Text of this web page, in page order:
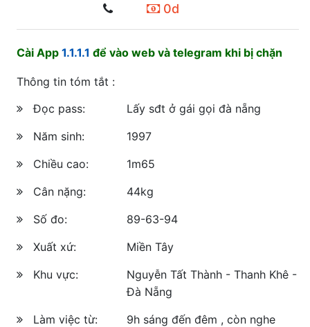
0d
Cài App 1.1.1.1 để vào web và telegram khi bị chặn
Thông tin tóm tắt :
Đọc pass:
Lấy sđt ở gái gọi đà nẵng
Năm sinh:
1997
Chiều cao:
1m65
Cân nặng:
44kg
Số đo:
89-63-94
Xuất xứ:
Miền Tây
Khu vực:
Nguyễn Tất Thành - Thanh Khê -
Đà Nẵng
Làm việc từ:
9h sáng đến đêm , còn nghe